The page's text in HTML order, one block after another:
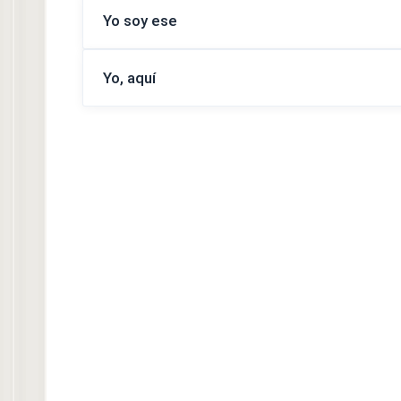
Yo soy ese
Yo, aquí